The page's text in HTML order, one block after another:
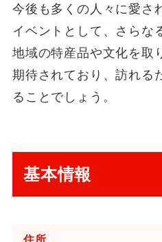
今後も多くの人々に愛さ
イベントとして、さらな
地域の特産品や文化を取
期待されており、訪れる
ることでしょう。
基本情報
住所